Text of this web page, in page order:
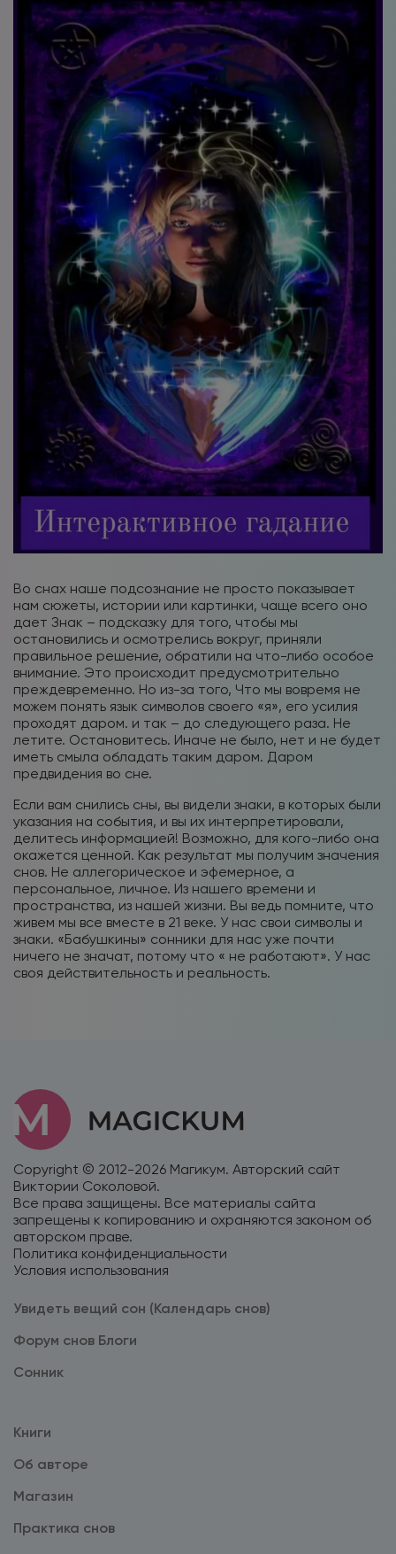
Во снах наше подсознание не просто показывает
нам сюжеты, истории или картинки, чаще всего оно
дает Знак – подсказку для того, чтобы мы
остановились и осмотрелись вокруг, приняли
правильное решение, обратили на что-либо особое
внимание. Это происходит предусмотрительно
преждевременно. Но из-за того, Что мы вовремя не
можем понять язык символов своего «я», его усилия
проходят даром. и так – до следующего раза. Не
летите. Остановитесь. Иначе не было, нет и не будет
иметь смыла обладать таким даром. Даром
предвидения во сне.
Если вам снились сны, вы видели знаки, в которых были
указания на события, и вы их интерпретировали,
делитесь информацией! Возможно, для кого-либо она
окажется ценной. Как результат мы получим значения
снов. Не аллегорическое и эфемерное, а
персональное, личное. Из нашего времени и
пространства, из нашей жизни. Вы ведь помните, что
живем мы все вместе в 21 веке. У нас свои символы и
знаки. «Бабушкины» сонники для нас уже почти
ничего не значат, потому что « не работают». У нас
своя действительность и реальность.
Copyright © 2012-2026 Магикум. Авторский сайт
Виктории Соколовой.
Все права защищены. Все материалы сайта
запрещены к копированию и охраняются законом об
авторском праве.
Политика конфиденциальности
Условия использования
Увидеть вещий сон (Календарь снов)
Форум снов Блоги
Cонник
Книги
Об авторе
Магазин
Практика снов